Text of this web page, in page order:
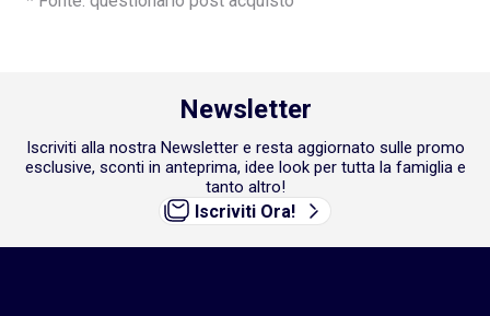
Newsletter
Iscriviti alla nostra Newsletter e resta aggiornato sulle promo
esclusive, sconti in anteprima, idee look per tutta la famiglia e
tanto altro!
Iscriviti Ora!